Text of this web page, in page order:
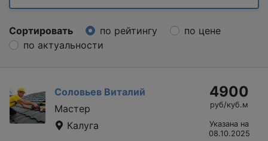
Сортировать по рейтингу
по цене
по актуальности
Соловьев Виталий
Мастер
Калуга
4900
руб/куб.м
Указана на
08.10.2025